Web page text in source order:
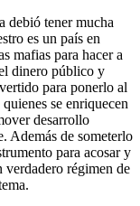
debió tener mucha
es un país en
mafias para hacer a
dinero público y
para ponerlo al
se enriquecen
desarrollo
Además de someterlo
para acosar y
verdadero régimen de